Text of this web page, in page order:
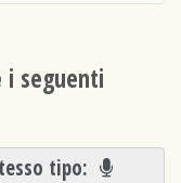
i seguenti
tipo: